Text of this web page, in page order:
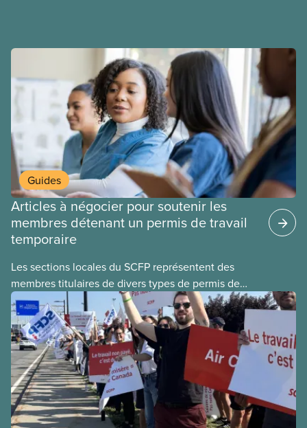
Guides
Articles à négocier pour soutenir les
membres détenant un permis de travail
temporaire
Les sections locales du SCFP représentent des
membres titulaires de divers types de permis de
travail temporaires, incluant les permis pour
travailleuses et travailleurs étrangers temporaires,
les permis d’études et les permis de
travail postdiplôme.